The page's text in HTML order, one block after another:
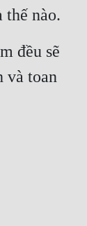
thế nào.
đều sẽ
và toan